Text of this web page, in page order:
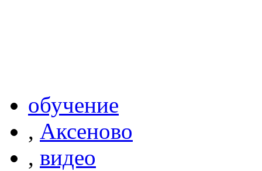
обучение
, Аксеново
, видео